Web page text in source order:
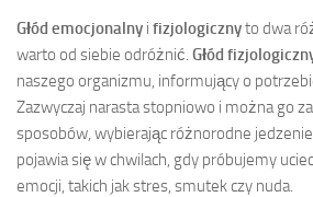
Głód emocjonalny i fizjologicznyto dwa
warto od siebie odróżnić. Głód
naszego organizmu, informujący o
Zazwyczaj narasta stopniowo i można go
sposobów, wybierając różnorodne jedzenie.
pojawia się w chwilach, gdy próbujemy
emocji, takich jak stres, smutek czy nuda.